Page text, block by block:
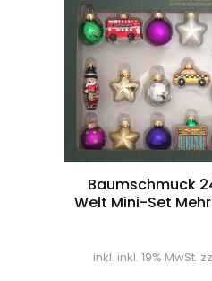
Baumschmuck
Welt Mini-Set
inkl. inkl. 19% MwSt.